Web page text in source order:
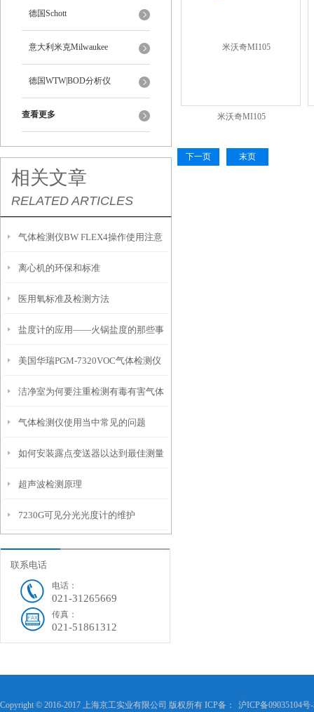
德国Schott
意大利米克Milwaukee
德国WTW|BOD分析仪
查看更多
相关文章
RELATED ARTICLES
气体检测仪BW FLEX4操作使用注意
事项
离心机的环保和标准
医用氧标准及检测方法
盐度计的应用——火锅盐度的那些事
儿
美国华瑞PGM-7320VOC气体检测仪
是什么工作原理
洁净室为何要注重检测有毒有害气体
气体检测仪使用当中常见的问题
如何安装露点变送器以达到最佳测量
精度？
超声波检测原理
7230G可见分光光度计的维护
联系电话
电话：
021-31265669
传真：
021-51861312
米沃奇MI105
下一页 末页
Copyright © 2016-2017 上海京工实业有限公司 版权所有 ICP备： 沪ICP备09035104号